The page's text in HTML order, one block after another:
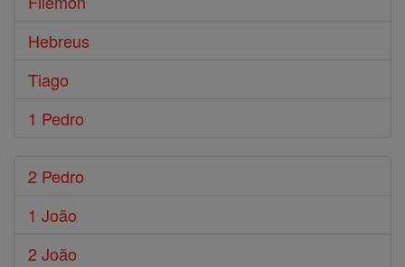
Hebreus
Tiago
1 Pedro
2 Pedro
1 João
2 João